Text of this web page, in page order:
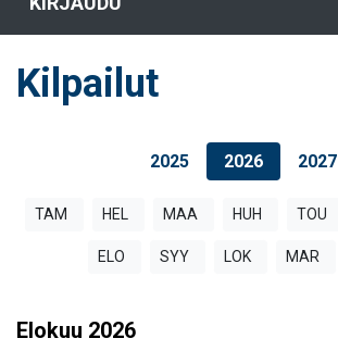
Kilpailut
2025 2026 2027
TAM HEL MAA HUH TOU
ELO SYY LOK MAR
Elokuu 2026